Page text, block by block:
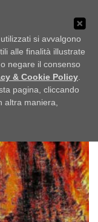
Menu
si avvalgono
alle finalità illustrate
negare il consenso
& Cookie Policy
pagina, cliccando
altra maniera,